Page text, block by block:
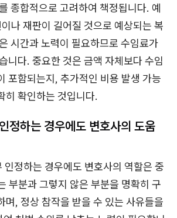
종합적으로 고려하여 책정됩니다. 예
나 재판이 길어질 것으로 예상되는 복
시간과 노력이 필요하므로 수임료가
니다. 중요한 것은 금액 자체보다 수임
포함되는지, 추가적인 비용 발생 가능
히 확인하는 것입니다.
정하는 경우에도 변호사의 도움
정하는 경우에도 변호사의 역할은 중
부분과 그렇지 않은 부분을 명확히 구
며, 정상 참작을 받을 수 있는 사유들을